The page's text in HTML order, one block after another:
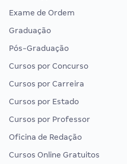
Exame de Ordem
Graduação
Pós-Graduação
Cursos por Concurso
Cursos por Carreira
Cursos por Estado
Cursos por Professor
Oficina de Redação
Cursos Online Gratuitos